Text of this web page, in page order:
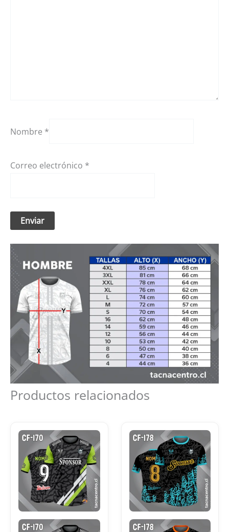
Nombre *
Correo electrónico *
Productos relacionados